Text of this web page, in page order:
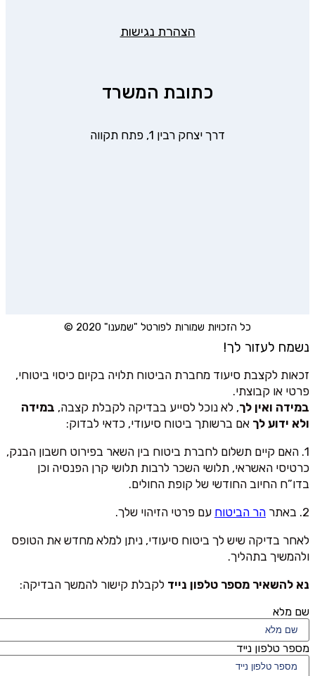
הצהרת נגישות
כתובת המשרד
דרך יצחק רבין 1, פתח תקווה
כל הזכויות שמורות לפורטל "שמענו" 2020 ©
נשמח לעזור לך!
זכאות לקצבת סיעוד מחברת הביטוח תלויה בקיום כיסוי ביטוחי,
פרטי או קבוצתי.
במידה ואין לך, לא נוכל לסייע בבדיקה לקבלת קצבה, במידה
ולא ידוע לך אם ברשותך ביטוח סיעודי, כדאי לבדוק:
1. האם קיים תשלום לחברת ביטוח בין השאר בפירוט חשבון הבנק,
כרטיסי האשראי, תלושי השכר לרבות תלושי קרן הפנסיה וכן
בדו”ח החיוב החודשי של קופת החולים.
2. באתר
הר הביטוח עם פרטי הזיהוי שלך.
לאחר בדיקה שיש לך ביטוח סיעודי, ניתן למלא מחדש את הטופס
ולהמשיך בתהליך.
נא להשאיר מספר טלפון נייד לקבלת קישור להמשך הבדיקה:
שם מלא
מספר טלפון נייד